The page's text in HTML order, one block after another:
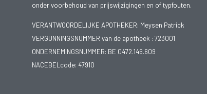
onder voorbehoud van prijswijzigingen en of typfouten.
VERANTWOORDELIJKE APOTHEKER: Meysen Patrick
VERGUNNINGSNUMMER van de apotheek : 723001
ONDERNEMINGSNUMMER: BE 0472.146.609
NACEBELcode: 47910